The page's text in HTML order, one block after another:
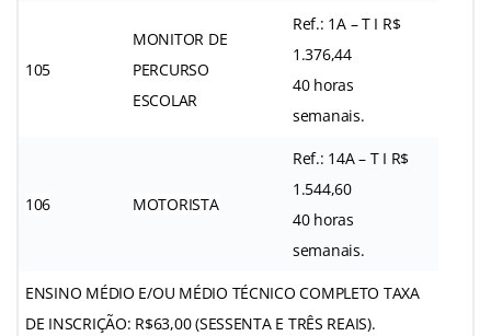
105
MONITOR DE
PERCURSO
ESCOLAR
Ref.: 1A – T I R$
1.376,44
40 horas
semanais.
106 MOTORISTA
Ref.: 14A – T I R$
1.544,60
40 horas
semanais.
ENSINO MÉDIO E/OU MÉDIO TÉCNICO COMPLETO TAXA
DE INSCRIÇÃO: R$63,00 (SESSENTA E TRÊS REAIS).